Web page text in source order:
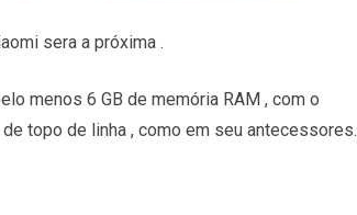
sera a próxima .
menos 6 GB de memória RAM , com o
topo de linha , como em seu antecessores.